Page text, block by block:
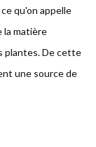
qu'on appelle
la matière
plantes. De cette
une source de